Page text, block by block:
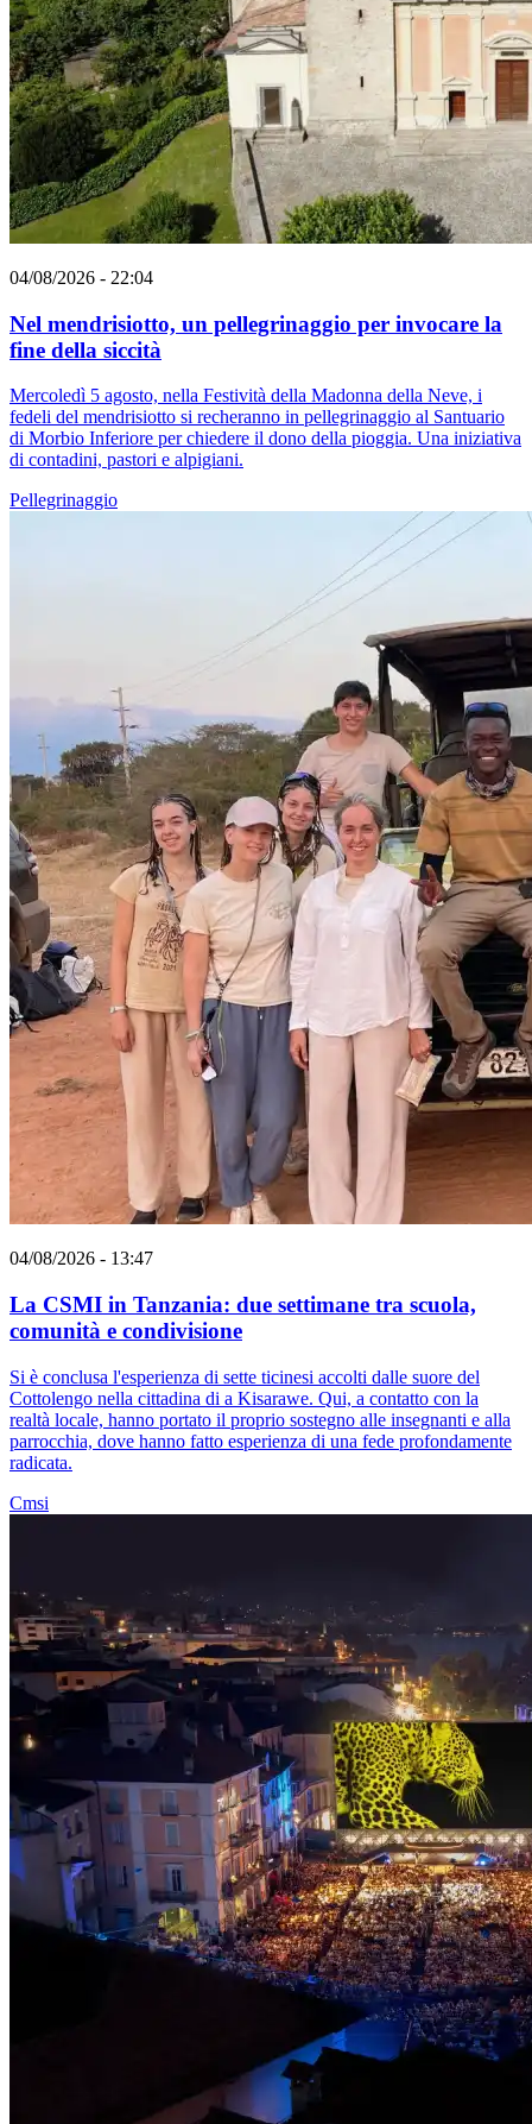
04/08/2026 - 22:04
Nel mendrisiotto, un pellegrinaggio per invocare la
fine della siccità
Mercoledì 5 agosto, nella Festività della Madonna della Neve, i
fedeli del mendrisiotto si recheranno in pellegrinaggio al Santuario
di Morbio Inferiore per chiedere il dono della pioggia. Una iniziativa
di contadini, pastori e alpigiani.
Pellegrinaggio
04/08/2026 - 13:47
La CSMI in Tanzania: due settimane tra scuola,
comunità e condivisione
Si è conclusa l'esperienza di sette ticinesi accolti dalle suore del
Cottolengo nella cittadina di a Kisarawe. Qui, a contatto con la
realtà locale, hanno portato il proprio sostegno alle insegnanti e alla
parrocchia, dove hanno fatto esperienza di una fede profondamente
radicata.
Cmsi